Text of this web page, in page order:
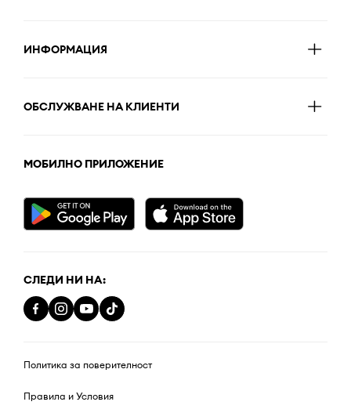
ИНФОРМАЦИЯ
ОБСЛУЖВАНЕ НА КЛИЕНТИ
МОБИЛНО ПРИЛОЖЕНИЕ
СЛЕДИ НИ НА:
Политика за поверителност
Правила и Условия